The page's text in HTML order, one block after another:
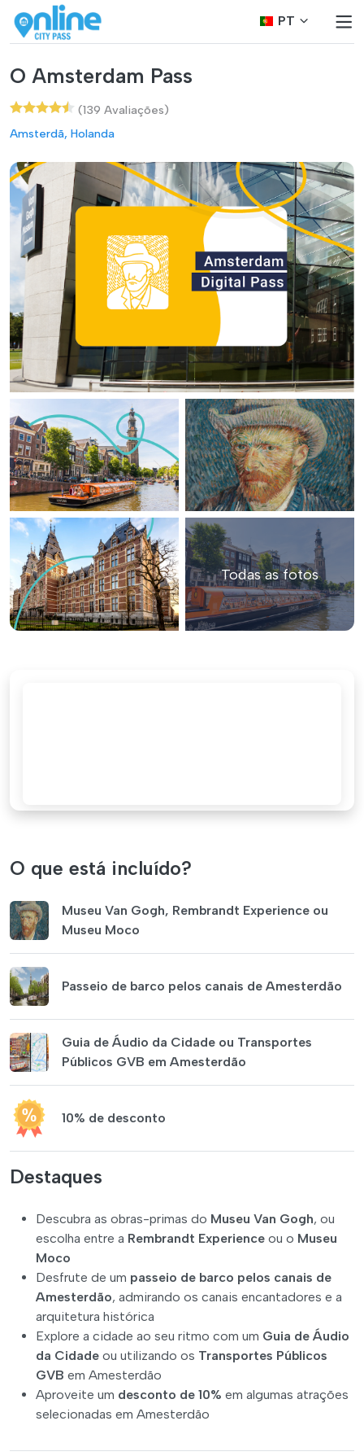
PT
O Amsterdam Pass
(139 Avaliações)
Amsterdã, Holanda
Todas as fotos
O que está incluído?
Museu Van Gogh, Rembrandt Experience ou
Museu Moco
Passeio de barco pelos canais de Amesterdão
Guia de Áudio da Cidade ou Transportes
Públicos GVB em Amesterdão
10% de desconto
Destaques
Descubra as obras-primas do Museu Van Gogh, ou
escolha entre a Rembrandt Experience ou o Museu
Moco
Desfrute de um passeio de barco pelos canais de
Amesterdão, admirando os canais encantadores e a
arquitetura histórica
Explore a cidade ao seu ritmo com um Guia de Áudio
da Cidade ou utilizando os Transportes Públicos
GVB em Amesterdão
Aproveite um desconto de 10% em algumas atrações
selecionadas em Amesterdão